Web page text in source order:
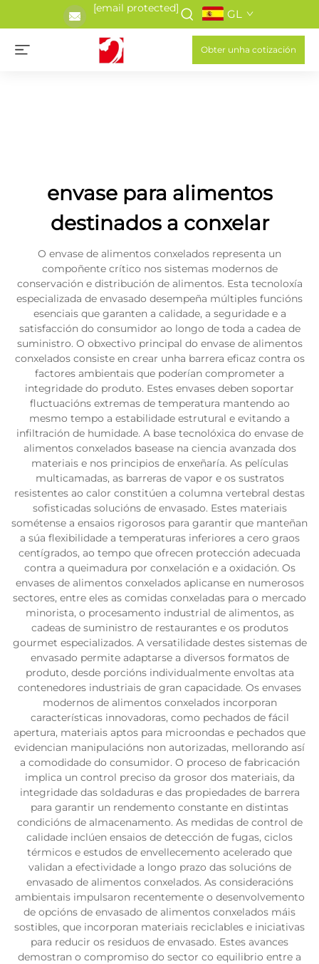
[email protected] GL
Obter unha cotización
envase para alimentos
destinados a conxelar
O envase de alimentos conxelados representa un
compoñente crítico nos sistemas modernos de
conservación e distribución de alimentos. Esta tecnoloxía
especializada de envasado desempeña múltiples funcións
esenciais que garanten a calidade, a seguridade e a
satisfacción do consumidor ao longo de toda a cadea de
suministro. O obxectivo principal do envase de alimentos
conxelados consiste en crear unha barrera eficaz contra os
factores ambientais que poderían comprometer a
integridade do produto. Estes envases deben soportar
fluctuacións extremas de temperatura mantendo ao
mesmo tempo a estabilidade estrutural e evitando a
infiltración de humidade. A base tecnolóxica do envase de
alimentos conxelados basease na ciencia avanzada dos
materiais e nos principios de enxeñaría. As películas
multicamadas, as barreras de vapor e os sustratos
resistentes ao calor constitúen a columna vertebral destas
sofisticadas solucións de envasado. Estes materiais
sométense a ensaios rigorosos para garantir que manteñan
a súa flexibilidade a temperaturas inferiores a cero graos
centígrados, ao tempo que ofrecen protección adecuada
contra a queimadura por conxelación e a oxidación. Os
envases de alimentos conxelados aplicanse en numerosos
sectores, entre eles as comidas conxeladas para o mercado
minorista, o procesamento industrial de alimentos, as
cadeas de suministro de restaurantes e os produtos
gourmet especializados. A versatilidade destes sistemas de
envasado permite adaptarse a diversos formatos de
produto, desde porcións individualmente envoltas ata
contenedores industriais de gran capacidade. Os envases
modernos de alimentos conxelados incorporan
características innovadoras, como pechados de fácil
apertura, materiais aptos para microondas e pechados que
evidencian manipulacións non autorizadas, mellorando así
a comodidade do consumidor. O proceso de fabricación
implica un control preciso da grosor dos materiais, da
integridade das soldaduras e das propiedades de barrera
para garantir un rendemento constante en distintas
condicións de almacenamento. As medidas de control de
calidade inclúen ensaios de detección de fugas, ciclos
térmicos e estudos de envellecemento acelerado que
validan a efectividade a longo prazo das solucións de
envasado de alimentos conxelados. As consideracións
ambientais impulsaron recentemente o desenvolvemento
de opcións de envasado de alimentos conxelados máis
sostibles, que incorporan materiais reciclables e iniciativas
para reducir os residuos de envasado. Estes avances
demostran o compromiso do sector co equilibrio entre a